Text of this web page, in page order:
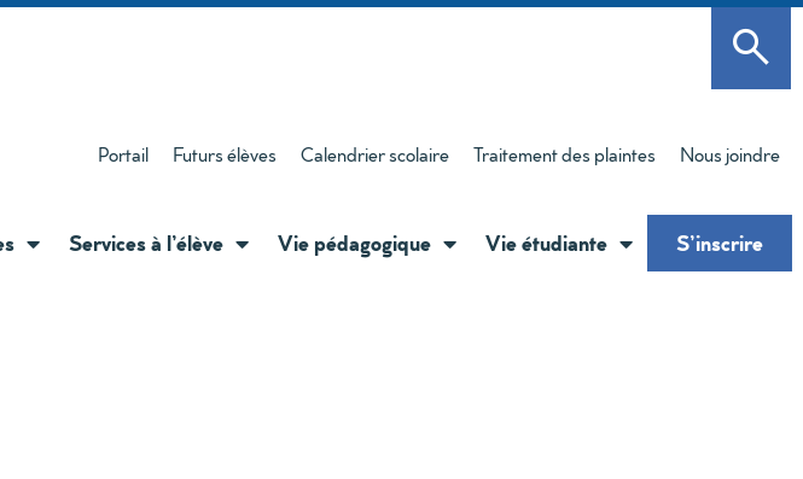
Portail Futurs élèves Calendrier scolaire Traitement des plaintes Nous joindre
Services à l’élève Vie pédagogique Vie étudiante S’inscrire